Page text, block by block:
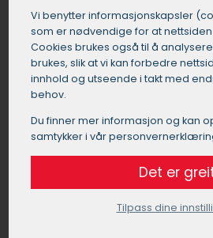
denne jobben, da feil montering
motorproblemer.
Bytte registerreim pris
Prisen for å bytte registerreim
variere betydelig avhengig av
modell og motortype.
å betale mellom 5000 og
inkluderer vanligvis
Vi benytter informasjons­kapsler
som er nødvendige for at
Cookies brukes også til å
brukes, slik at vi kan forbedre
innhold og utseende i takt med
behov.
Du finner mer informasjon og kan
samtykker i vår
Det er
Tilpass dine